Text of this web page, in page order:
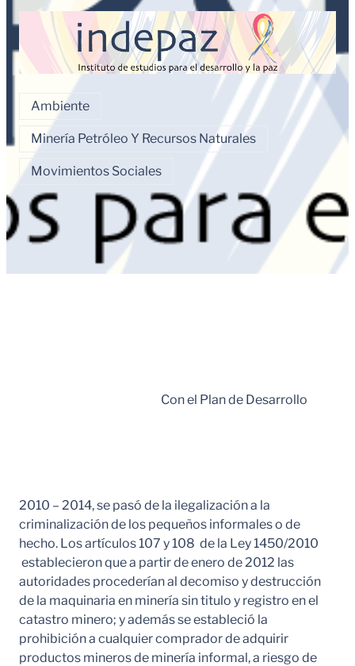
Ambiente
Minería Petróleo Y Recursos Naturales
Movimientos Sociales
Con el Plan de Desarrollo
2010 – 2014, se pasó de la ilegalización a la
criminalización de los pequeños informales o de
hecho. Los artículos 107 y 108 de la Ley 1450/2010
establecieron que a partir de enero de 2012 las
autoridades procederían al decomiso y destrucción
de la maquinaria en minería sin titulo y registro en el
catastro minero; y además se estableció la
prohibición a cualquier comprador de adquirir
productos mineros de minería informal, a riesgo de